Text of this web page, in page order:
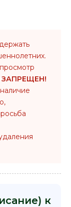
ЗАПРЕЩЕН!
к